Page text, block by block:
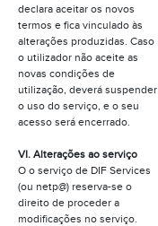
declara aceitar os novos
termos e fica vinculado às
alterações produzidas. Caso
o utilizador não aceite as
novas condições de
utilização, deverá suspender
o uso do serviço, e o seu
acesso será encerrado.
VI. Alterações ao serviço
O o serviço de DIF Services
(ou netp@) reserva-se o
direito de proceder a
modificações no serviço.